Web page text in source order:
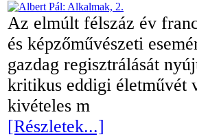
Az elmúlt félszáz év
és képzőművészeti
gazdag regisztrálását
kritikus eddigi életművét
kivételes m
[Részletek...]